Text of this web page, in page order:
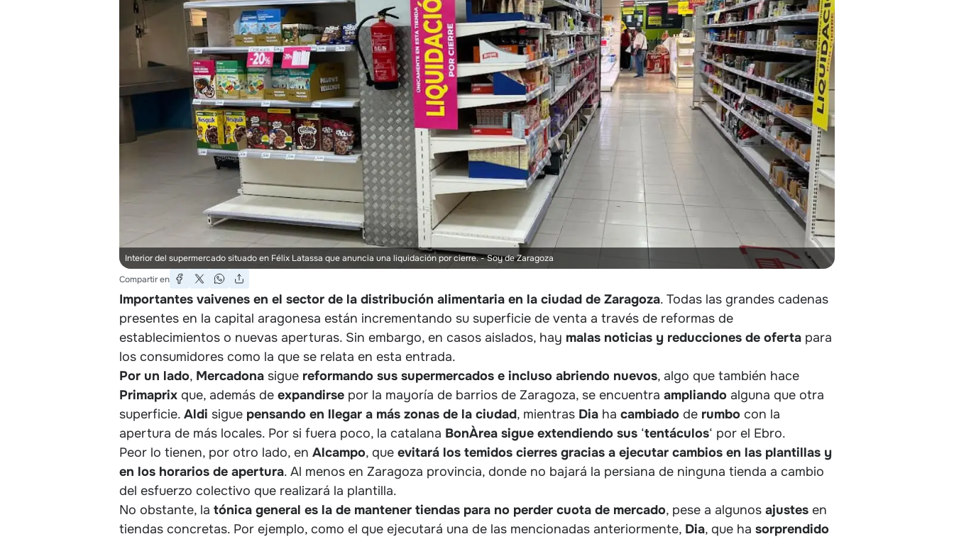
Interior del supermercado situado en Félix Latassa que anuncia una liquidación por cierre.- Soy de Zaragoza
Compartir en
Importantes vaivenes en el sector de la distribución alimentaria en la ciudad de Zaragoza. Todas las grandes cadenas
presentes en la capital aragonesa están incrementando su superficie de venta a través de reformas de
establecimientos o nuevas aperturas. Sin embargo, en casos aislados, hay malas noticias y reducciones de oferta para
los consumidores como la que se relata en esta entrada.
Por un lado, Mercadona sigue reformando sus supermercados e incluso abriendo nuevos, algo que también hace
Primaprix que, además de expandirse por la mayoría de barrios de Zaragoza, se encuentra ampliando alguna que otra
superficie. Aldi sigue pensando en llegar a más zonas de la ciudad, mientras Dia ha cambiado de rumbo con la
apertura de más locales. Por si fuera poco, la catalana BonÀrea sigue extendiendo sus ‘tentáculos‘ por el Ebro.
Peor lo tienen, por otro lado, en Alcampo, que evitará los temidos cierres gracias a ejecutar cambios en las plantillas y
en los horarios de apertura. Al menos en Zaragoza provincia, donde no bajará la persiana de ninguna tienda a cambio
del esfuerzo colectivo que realizará la plantilla.
No obstante, la tónica general es la de mantener tiendas para no perder cuota de mercado, pese a algunos ajustes en
tiendas concretas. Por ejemplo, como el que ejecutará una de las mencionadas anteriormente, Dia, que ha sorprendido